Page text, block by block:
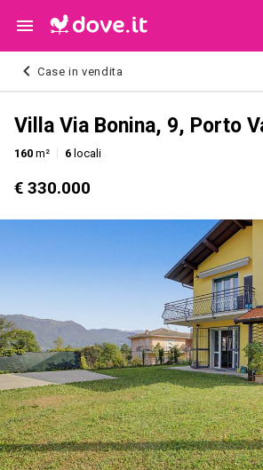
Case in vendita
Villa Via Bonina, 9, Porto
160 m² 6 locali
€ 330.000